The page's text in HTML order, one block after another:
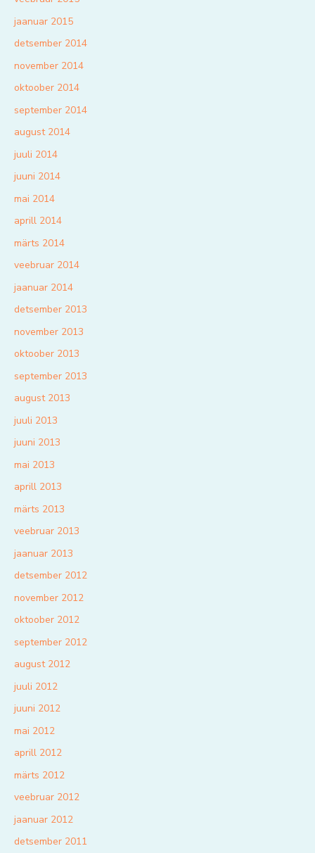
jaanuar 2015
detsember 2014
november 2014
oktoober 2014
september 2014
august 2014
juuli 2014
juuni 2014
mai 2014
aprill 2014
märts 2014
veebruar 2014
jaanuar 2014
detsember 2013
november 2013
oktoober 2013
september 2013
august 2013
juuli 2013
juuni 2013
mai 2013
aprill 2013
märts 2013
veebruar 2013
jaanuar 2013
detsember 2012
november 2012
oktoober 2012
september 2012
august 2012
juuli 2012
juuni 2012
mai 2012
aprill 2012
märts 2012
veebruar 2012
jaanuar 2012
detsember 2011